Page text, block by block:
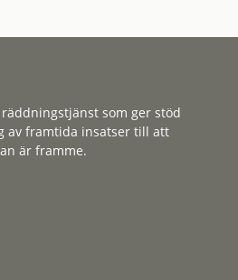
som ger stöd
av framtida insatser till att
är framme.